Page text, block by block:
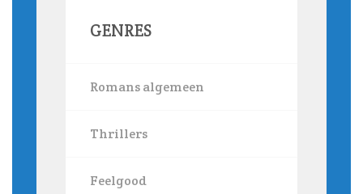
GENRES
Romans algemeen
Thrillers
Feelgood